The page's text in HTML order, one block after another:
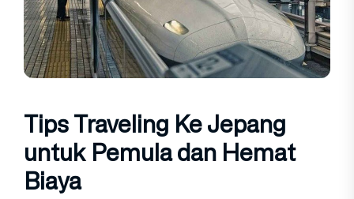
Tips Traveling Ke Jepang
untuk Pemula dan Hemat
Biaya